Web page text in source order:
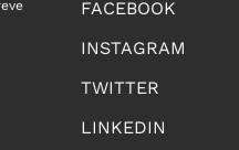
FACEBOOK
INSTAGRAM
TWITTER
LINKEDIN